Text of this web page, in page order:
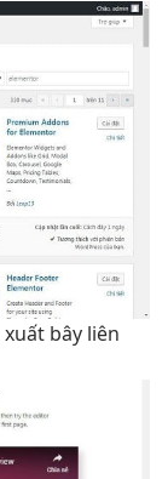
xuất bây liên